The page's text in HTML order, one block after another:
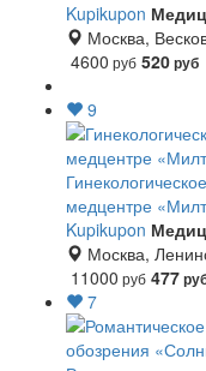
Kupikupon
Москва,
4600 руб 520руб
9
медцентре
Kupikupon
Москва,
11000 руб 477
7